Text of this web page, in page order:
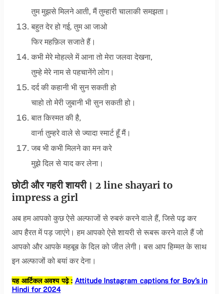
तुम मुझसे मिलने आती, मैं तुम्हारी चालाकी समझता।
बहुत देर हो गई, तुम आ जाओ
फिर महफ़िल सजाते हैं।
कभी मेरे मोहल्ले में आना तो मेरा जलवा देखना,
तुम्हे मेरे नाम से पहचानेंगे लोग।
दर्द की कहानी भी सुन सकती हो
चाहो तो मेरी जुबानी भी सुन सकती हो।
बात किस्मत की है,
वार्ना तुम्हरे वाले से ज्यादा स्मार्ट हूँ मैं।
जब भी कभी मिलने का मन करे
मुझे दिल से याद कर लेना।
छोटी और गहरी शायरी। 2 line shayari to
impress a girl
अब हम आपको कुछ ऐसे अल्फाजों से रुबरुं करने वाले हैं, जिसे पढ़ कर
आप हैरत में पड़ जाएंगे। हम आपको ऐसे शायरी से रूबरू करने वाले हैं जो
आपको और आपके महबूब के दिल को जीत लेगी। बस आप हिम्मत के साथ
इन अल्फाजों को बयां कर देना।
यह आर्टिकल अवश्य पढ़े : Attitude Instagram captions for Boy’s in
Hindi for 2024